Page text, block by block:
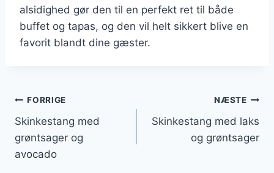
alsidighed gør den til en perfekt ret til både
buffet og tapas, og den vil helt sikkert blive en
favorit blandt dine gæster.
Indlægsnavigation
FORRIGE
Skinkestang med
grøntsager og
avocado
NÆSTE
Skinkestang med laks
og grøntsager